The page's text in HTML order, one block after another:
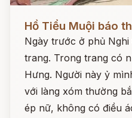
Đọc ngay
Hồ Tiểu Muội báo
Ngày trước ở phủ Nghi
trang. Trong trang có
Hưng. Người này ỷ
với làng xóm thường
ép nữ, không có điều